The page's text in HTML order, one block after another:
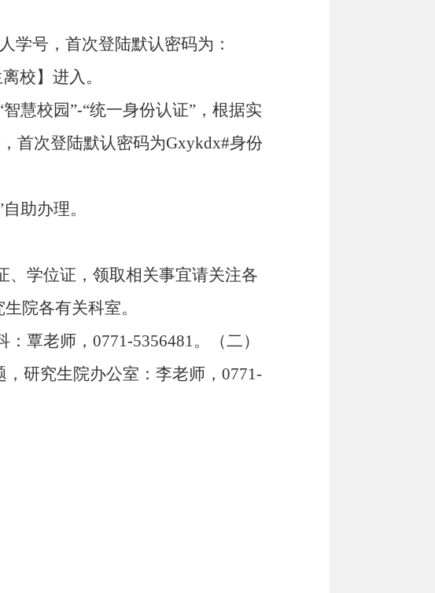
学号，首次登陆默认密码为：
校】进入。
智慧校园”-“统一身份认证”，根据实
首次登陆默认密码为Gxykdx#身份
助办理。
、学位证，领取相关事宜请关注各
院各有关科室。
覃老师， 0771-5356481 。（二）
研究生院办公室： 李老师， 0771-